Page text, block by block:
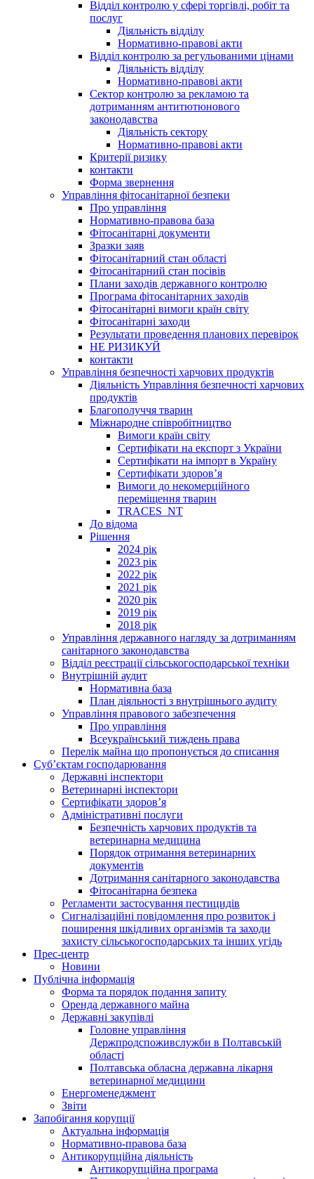
Відділ контролю у сфері торгівлі, робіт та
послуг
Діяльність відділу
Нормативно-правові акти
Відділ контролю за регульованими цінами
Діяльність відділу
Нормативно-правові акти
Сектор контролю за рекламою та
дотриманням антитютюнового
законодавства
Діяльність сектору
Нормативно-правові акти
Критерії ризику
контакти
Форма звернення
Управління фітосанітарної безпеки
Про управління
Нормативно-правова база
Фітосанітарні документи
Зразки заяв
Фітосанітарний стан області
Фітосанітарний стан посівів
Плани заходів державного контролю
Програма фітосанітарних заходів
Фітосанітарні вимоги країн світу
Фітосанітарні заходи
Результати проведення планових перевірок
НЕ РИЗИКУЙ
контакти
Управління безпечності харчових продуктів
Діяльність Управління безпечності харчових
продуктів
Благополуччя тварин
Міжнародне співробітництво
Вимоги країн світу
Сертифікати на експорт з України
Сертифікати на імпорт в Україну
Сертифікати здоров’я
Вимоги до некомерційного
переміщення тварин
TRACES_NT
До відома
Рішення
2024 рік
2023 рік
2022 рік
2021 рік
2020 рік
2019 рік
2018 рік
Управління державного нагляду за дотриманням
санітарного законодавства
Відділ реєстрації сільськогосподарської техніки
Внутрішній аудит
Нормативна база
План діяльності з внутрішнього аудиту
Управління правового забезпечення
Про управління
Всеукраїнський тиждень права
Перелік майна що пропонується до списання
Суб’єктам господарювання
Державні інспектори
Ветеринарні інспектори
Сертифікати здоров’я
Адміністративні послуги
Безпечність харчових продуктів та
ветеринарна медицина
Порядок отримання ветеринарних
документів
Дотримання санітарного законодавства
Фітосанітарна безпека
Регламенти застосування пестицидів
Сигналізаційні повідомлення про розвиток і
поширення шкідливих організмів та заходи
захисту сільськогосподарських та інших угідь
Прес-центр
Новини
Публічна інформація
Форма та порядок подання запиту
Оренда державного майна
Державні закупівлі
Головне управління
Держпродспоживслужби в Полтавській
області
Полтавська обласна державна лікарня
ветеринарної медицини
Енергоменеджмент
Звіти
Запобігання корупції
Актуальна інформація
Нормативно-правова база
Антикорупційна діяльність
Антикорупційна програма